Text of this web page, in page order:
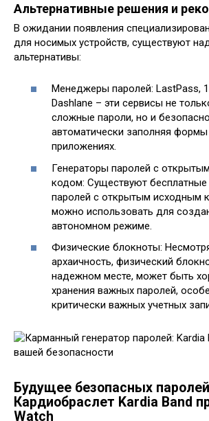
Альтернативные решения и
В ожидании появления
для носимых устройств, существуют
альтернативы:
Менеджеры паролей: LastPass,
Dashlane – эти сервисы не
сложные пароли, но и
автоматически заполняя формы
приложениях.
Генераторы паролей с
кодом: Существуют бесплатные
паролей с открытым исходным
можно использовать для
автономном режиме.
Физические блокноты:
архаичность, физический
надежном месте, может быть
хранения важных паролей,
критически важных учетных
Будущее безопасных
Кардиобраслет Kardia Band
Watch